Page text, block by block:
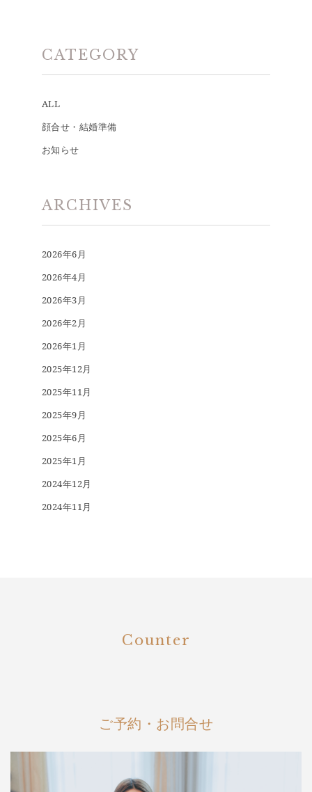
CATEGORY
ALL
顔合せ・結婚準備
お知らせ
ARCHIVES
2026年6月
2026年4月
2026年3月
2026年2月
2026年1月
2025年12月
2025年11月
2025年9月
2025年6月
2025年1月
2024年12月
2024年11月
Counter
ご予約・お問合せ